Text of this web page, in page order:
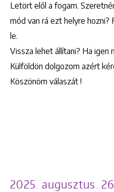
Letört elől a fogam.
mód van rá ezt helyre
le.
Vissza lehet állítani? Ha igen
Külföldön dolgozom azért
Köszönöm válaszát !
2025. augusztus. 26.